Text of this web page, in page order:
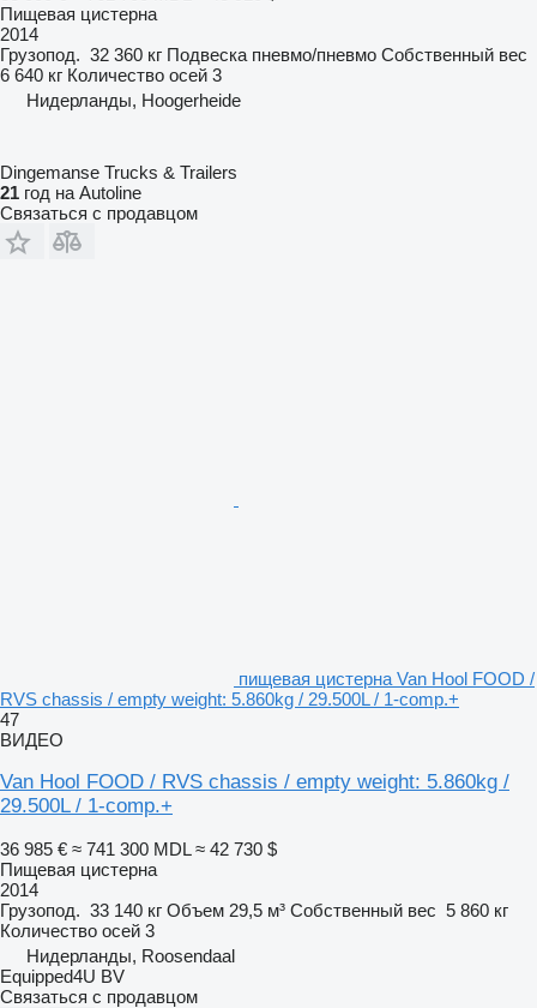
Пищевая цистерна
2014
Грузопод. 32 360 кг Подвеска пневмо/пневмо Собственный вес
6 640 кг Количество осей 3
Нидерланды, Hoogerheide
Dingemanse Trucks & Trailers
21 год на Autoline
Связаться с продавцом
пищевая цистерна Van Hool FOOD /
RVS chassis / empty weight: 5.860kg / 29.500L / 1-comp.+
47
ВИДЕО
Van Hool FOOD / RVS chassis / empty weight: 5.860kg /
29.500L / 1-comp.+
36 985 € ≈ 741 300 MDL ≈ 42 730 $
Пищевая цистерна
2014
Грузопод. 33 140 кг Объем 29,5 м³ Собственный вес 5 860 кг
Количество осей 3
Нидерланды, Roosendaal
Equipped4U BV
Связаться с продавцом